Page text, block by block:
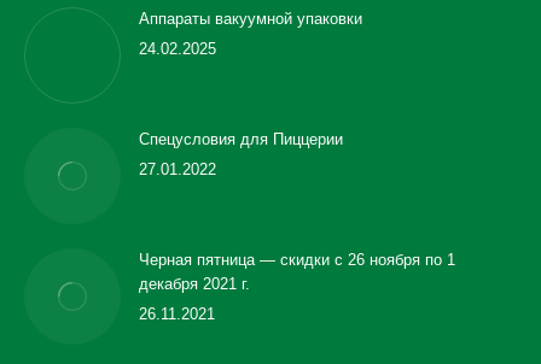
Аппараты вакуумной упаковки
24.02.2025
Спецусловия для Пиццерии
27.01.2022
Черная пятница — скидки с 26 ноября по 1
декабря 2021 г.
26.11.2021